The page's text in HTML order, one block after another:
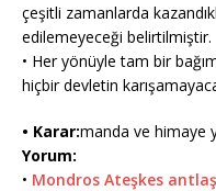
çeşitli zamanlarda
edilemeyeceği belirtilmiştir.
• Her yönüyle tam bir
hiçbir devletin
• Karar:manda ve himaye
Yorum:
• Mondros Ateşkes